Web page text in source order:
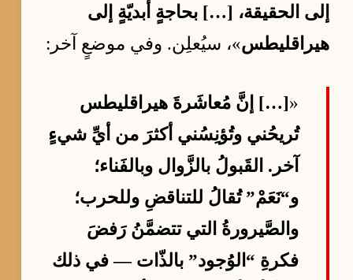
إلى الحقيقة، […] بحاجةٍ أبديّةٍ إلى
هيراقليطس»، سيُعلِن. وفي موضعٍ آخر:
«[…] إنَّ مُعاشَرةَ هيراقليطس
تُريحُني وتُؤنِسُني أكثرَ من أيِّ شيءٍ
آخر. القَبولُ بالزَّوال وبالفَناء؛
و“نَعَمْ” تُقالُ للتناقضِ وللحرب؛
والصَّيرورةُ التي تتضمَّنُ رَفضَ
فكرةِ “الوُجود” بالذّات — في ذلك